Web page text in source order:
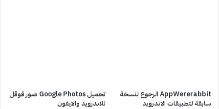
AppWererabbit الرجوع لنسخة
سابقة لتطبيقات الاندرويد
تحميل Google Photos صور قوقل
للاندرويد والايفون